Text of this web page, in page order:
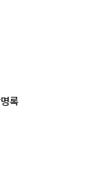
록